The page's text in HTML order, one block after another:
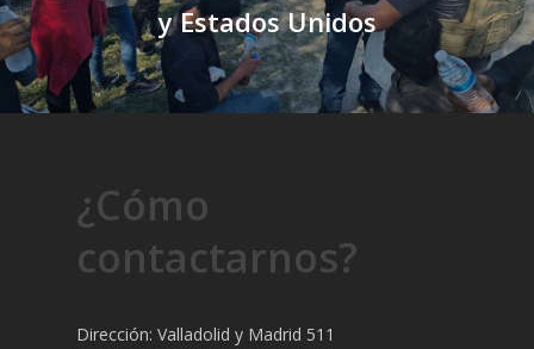
y Estados Unidos
¿Cómo
contactarnos?
Dirección: Valladolid y Madrid 511